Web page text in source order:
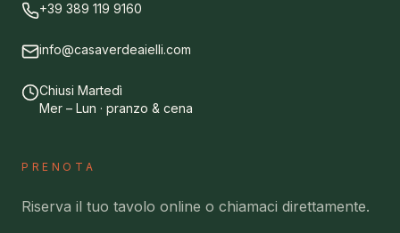
+39 389 119 9160
info@casaverdeaielli.com
Chiusi Martedì
Mer – Lun · pranzo & cena
PRENOTA
Riserva il tuo tavolo online o chiamaci direttamente.